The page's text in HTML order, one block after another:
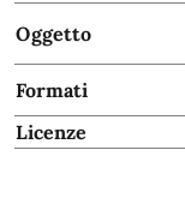
Oggetto
Formati
Licenze